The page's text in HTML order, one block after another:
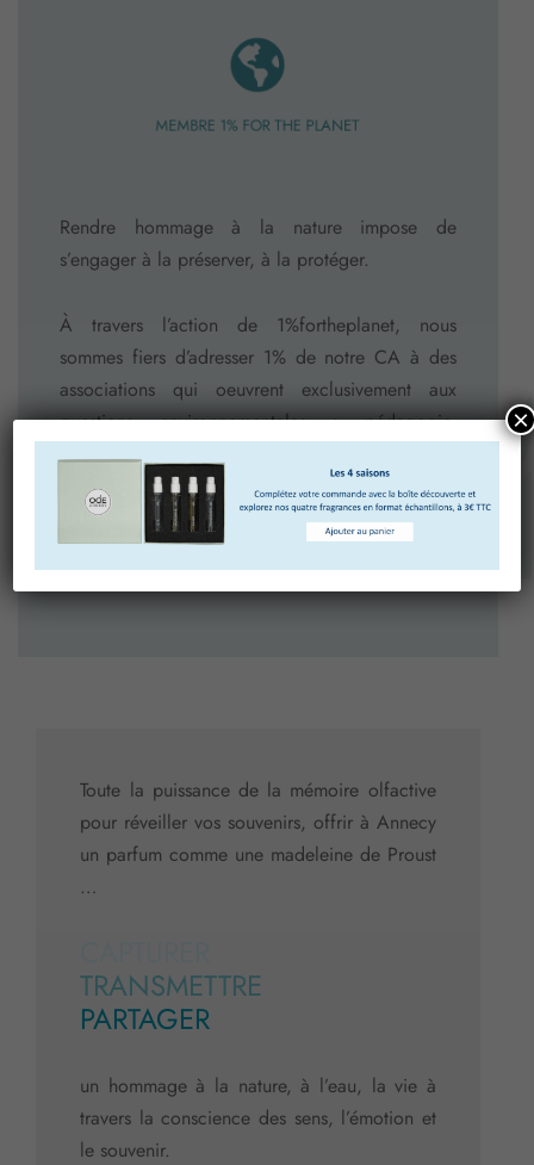
MEMBRE 1% FOR THE PLANET
Rendre hommage à la nature impose de
s’engager à la préserver, à la protéger.
À travers l’action de 1%fortheplanet, nous
sommes fiers d’adresser 1% de notre CA à des
associations qui oeuvrent exclusivement aux
questions environnementales : pédagogie,
analyse, actions, lobbying.
Nous vous livrerons plus en détail l’impact de
ces actions dans les prochains mois.
Toute la puissance de la mémoire olfactive
pour réveiller vos souvenirs, offrir à Annecy
un parfum comme une madeleine de Proust
…
TRANSMETTRE
PARTAGER
un hommage à la nature, à l’eau, la vie à
travers la conscience des sens, l’émotion et
le souvenir.
×